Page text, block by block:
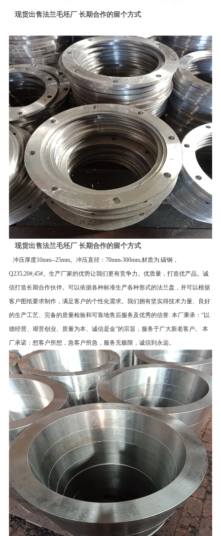
现货出售法兰毛坯厂 长期合作的留个方式
现货出售法兰毛坯厂 长期合作的留个方式
冲压厚度10mm--25mm。冲压直径：70mm-300mm,材质为:碳钢，
Q235,20#,45#。生产厂家的优势让我们更有竞争力。优质量，打造优产品。诚
信打造长期合作伙伴。可以依据各种标准生产各种形式的法兰盘，并可以根据
客户图纸要求制作，满足客户的个性化需求。我们拥有坚实得技术力量、良好
的生产工艺、完备的质量检验和可靠地售后服务及优秀的信誉. 本厂秉承：“以
德经营、艰苦创业、质量为本、诚信是金”的宗旨，服务于广大新老客户。 本
厂承诺：想客户所想，急客户所急，服务无极限，诚信到永远。